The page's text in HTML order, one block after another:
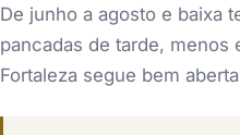
De junho a agosto e baixa
pancadas de tarde,
Fortaleza segue bem